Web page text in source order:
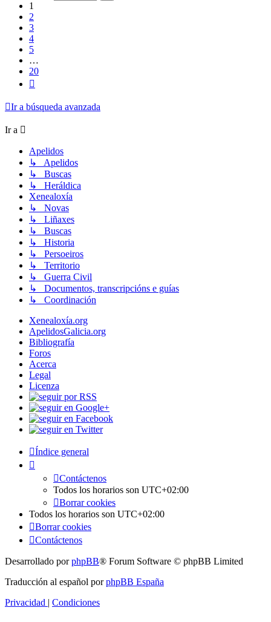
1
2
3
4
5
…
20
Ir a búsqueda avanzada
Ir a
Apelidos
↳ Apelidos
↳ Buscas
↳ Heráldica
Xenealoxía
↳ Novas
↳ Liñaxes
↳ Buscas
↳ Historia
↳ Persoeiros
↳ Territorio
↳ Guerra Civil
↳ Documentos, transcripcións e guías
↳ Coordinación
Xenealoxía.org
ApelidosGalicia.org
Bibliografía
Foros
Acerca
Legal
Licenza
Índice general
Contáctenos
Todos los horarios son UTC+02:00
Borrar cookies
Todos los horarios son UTC+02:00
Borrar cookies
Contáctenos
Desarrollado porphpBB® Forum Software © phpBB Limited
Traducción al español porphpBB España
Privacidad
Condiciones